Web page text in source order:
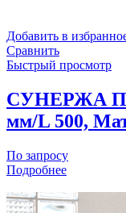
Добавить в
Сравнить
Быстрый просмотр
СУНЕРЖА
мм/L 500,
По запросу
Подробнее